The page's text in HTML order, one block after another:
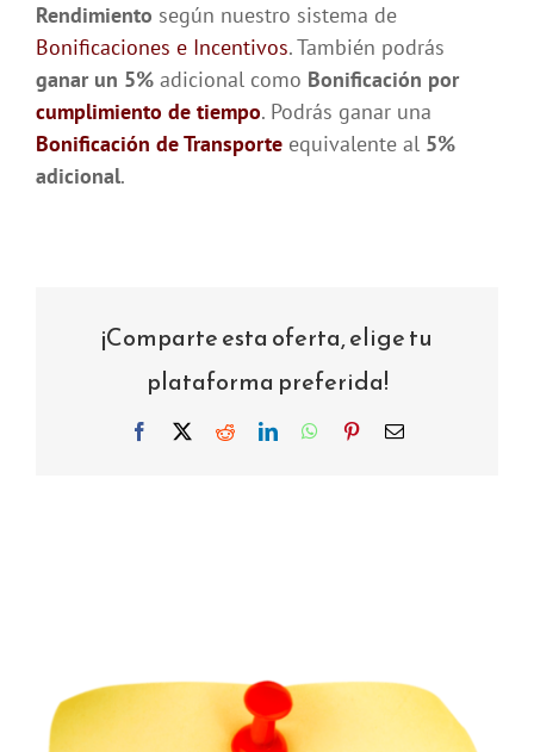
Rendimiento según nuestro sistema de
Bonificaciones e Incentivos. También podrás
ganar un 5%adicional como Bonificación por
cumplimiento de tiempo. Podrás ganar una
Bonificación de Transporteequivalente al 5%
adicional.
¡Comparte esta oferta, elige tu
plataforma preferida!
Facebook RedditLinkedInWhatsApp
PinterestCorreo